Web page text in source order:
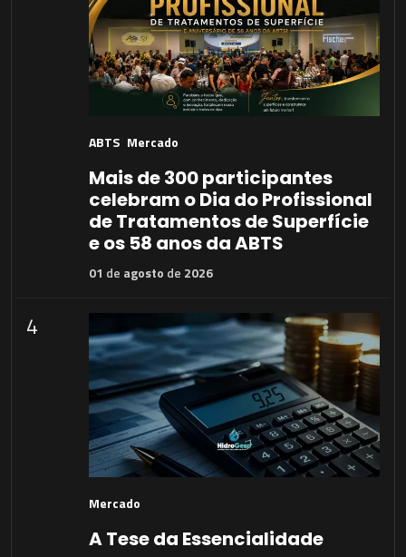
ABTS Mercado
Mais de 300 participantes
celebram o Dia do Profissional
de Tratamentos de Superfície
e os 58 anos da ABTS
01 de agosto de 2026
4
Mercado
A Tese da Essencialidade